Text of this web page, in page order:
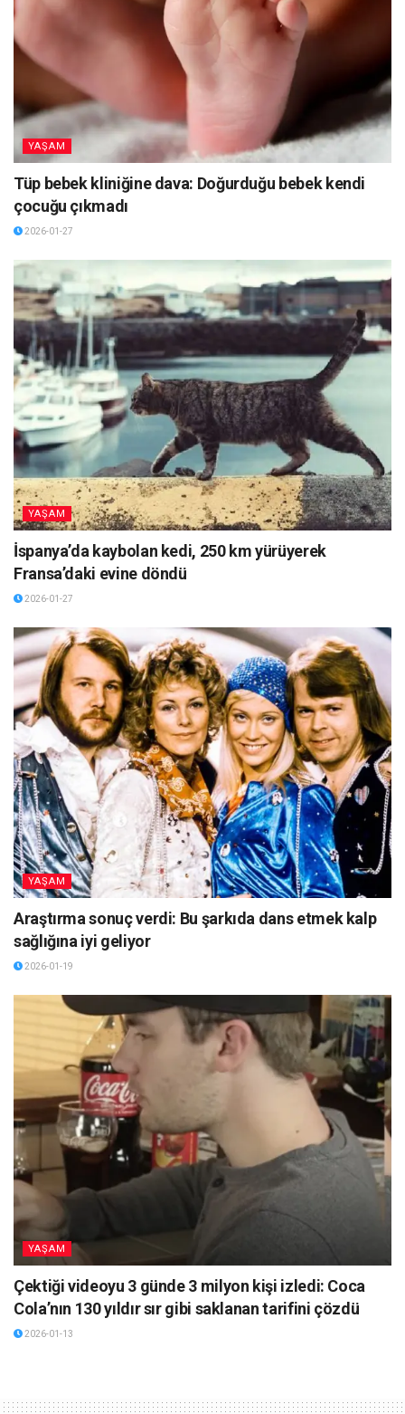
YAŞAM
Tüp bebek kliniğine dava: Doğurduğu bebek kendi
çocuğu çıkmadı
2026-01-27
YAŞAM
İspanya’da kaybolan kedi, 250 km yürüyerek
Fransa’daki evine döndü
2026-01-27
YAŞAM
Araştırma sonuç verdi: Bu şarkıda dans etmek kalp
sağlığına iyi geliyor
2026-01-19
YAŞAM
Çektiği videoyu 3 günde 3 milyon kişi izledi: Coca
Cola’nın 130 yıldır sır gibi saklanan tarifini çözdü
2026-01-13